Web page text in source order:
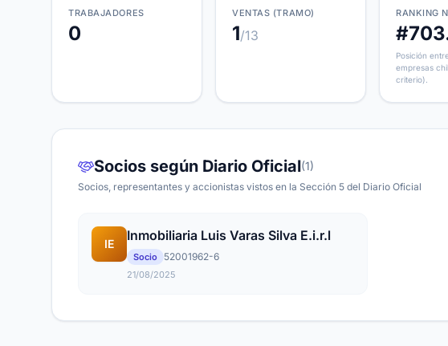
TRABAJADORES
0
VENTAS (TRAMO)
1/13
RANKING
Posición
empresas
criterio).
Socios según Diario Oficial(1)
Socios, representantes y accionistas vistos en la Sección 5 del Diario Oficial
IE
Inmobiliaria Luis Varas Silva E.i.r.l
Socio 52001962-6
21/08/2025